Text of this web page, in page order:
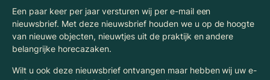
Een paar keer per jaar versturen wij per e-mail een
nieuwsbrief. Met deze nieuwsbrief houden we u op de hoogte
van nieuwe objecten, nieuwtjes uit de praktijk en andere
belangrijke horecazaken.
Wilt u ook deze nieuwsbrief ontvangen maar hebben wij uw e-